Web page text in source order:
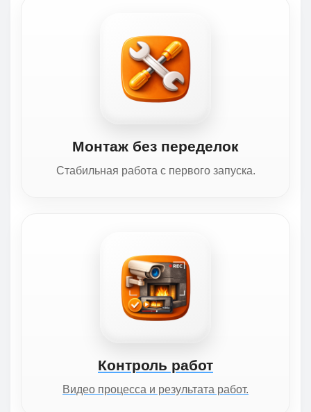
Монтаж без переделок
Стабильная работа с первого запуска.
Контроль работ
Видео процесса и результата работ.